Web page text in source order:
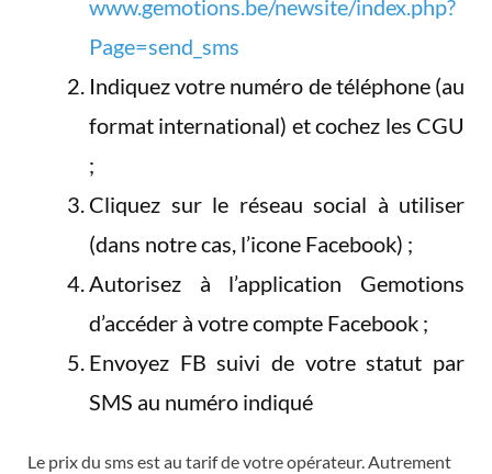
www.gemotions.be/newsite/index.php?
Page=send_sms
Indiquez votre numéro de téléphone (au
format international) et cochez les CGU
;
Cliquez sur le réseau social à utiliser
(dans notre cas, l’icone Facebook) ;
Autorisez à l’application Gemotions
d’accéder à votre compte Facebook ;
Envoyez FB suivi de votre statut par
SMS au numéro indiqué
Le prix du sms est au tarif de votre opérateur. Autrement